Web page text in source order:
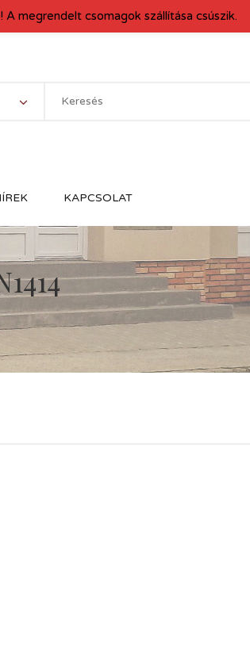
KAPCSOLAT
megrendelt csomagok szállítása csúszik.